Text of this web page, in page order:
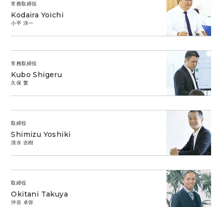
常務取締役
Kodaira Yoichi
小平 洋一
常務取締役
Kubo Shigeru
久保 繁
取締役
Shimizu Yoshiki
清水 吉樹
取締役
Okitani Takuya
沖谷 卓弥